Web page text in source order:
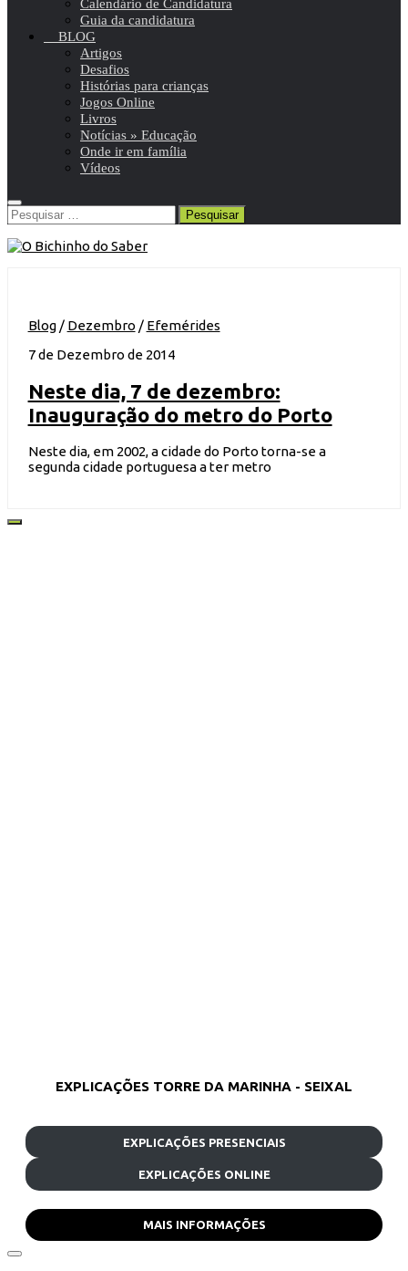
Calendário de Candidatura
Guia da candidatura
BLOG
Artigos
Desafios
Histórias para crianças
Jogos Online
Livros
Notícias » Educação
Onde ir em família
Vídeos
Pesquisar
por:
Blog/ Dezembro / Efemérides
7 de Dezembro de 2014
Neste dia, 7 de dezembro:
Inauguração do metro do Porto
Neste dia, em 2002, a cidade do Porto torna-se a
segunda cidade portuguesa a ter metro
EXPLICAÇÕES TORRE DA MARINHA - SEIXAL
EXPLICAÇÕES PRESENCIAIS
EXPLICAÇÕES ONLINE
MAIS INFORMAÇÕES